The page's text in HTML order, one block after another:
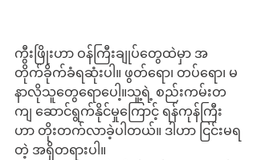
ကွီးဖြိုးဟာ ဝန်ကြီးချုပ်တွေထဲမှာ အ
တိုက်ခိုက်ခံရဆုံးပါ။ ဖွတ်ရော၊ တပ်ရော၊ မ
နာလိုသူတွေရောပေါ့။သူ့ရဲ့ စည်းကမ်းတ
ကျ ဆောင်ရွက်နိုင်မှုကြောင့် ရန်ကုန်ကြီး
ဟာ တိုးတက်လာခဲ့ပါတယ်။ ဒါဟာ ငြင်းမရ
တဲ့ အရှိတရားပါ။